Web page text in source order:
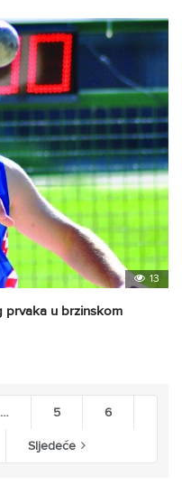
13
prvaka u brzinskom
… 5 6
Sljedeće